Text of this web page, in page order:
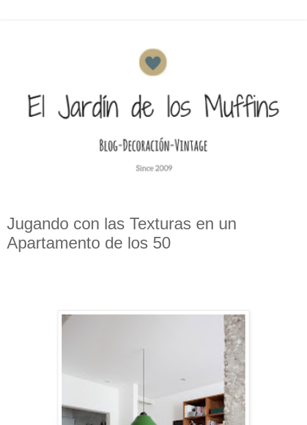
Jugando con las Texturas en un
Apartamento de los 50